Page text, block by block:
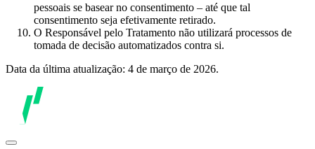
pessoais se basear no consentimento – até que tal
consentimento seja efetivamente retirado.
O Responsável pelo Tratamento não utilizará processos de
tomada de decisão automatizados contra si.
Data da última atualização: 4 de março de 2026.